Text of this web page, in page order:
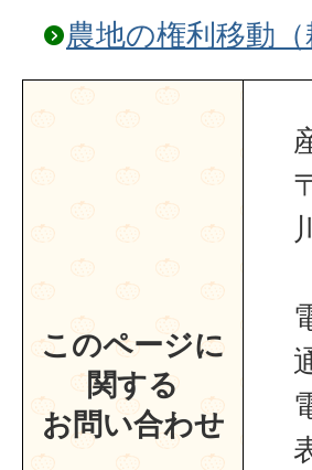
農地の権利移動
このページに
関する
お問い合わせ